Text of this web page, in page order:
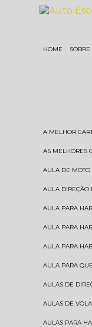
HOME
A MELHOR
AS
AULA DE
AULA
AULA PARA
AULA PARA
AULA PARA
AULA PARA
AULAS DE
AULAS DE
AULAS PARA